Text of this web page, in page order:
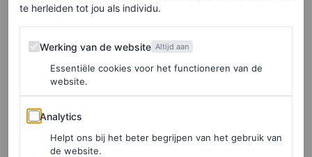
Net als bij moisturizers daalt de effectiviteit van een
Maar dat betekent niet dat de twee producten
inwisselbaar zijn. Integendeel. “In de volle zon ben je
echt onvoldoende beschermd met alleen een moisturizer
met SPF. Dan moet je gewoon (veel) zonnebrandcrème
smeren. Een moisturizer met SPF helpt zeker een beetje,
te herleiden tot jou als individu.
Werking van de website
Werking van de website Altijd aan
Essentiële cookies voor het functioneren van de
website.
Analytics
Analytics
Helpt ons bij het beter begrijpen van het gebruik van
de website.